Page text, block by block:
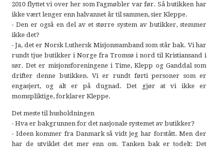
2010 flyttet vi over her som Fagmøbler var før. Så butikken har
ikke vært lenger enn halvannet år til sammen, sier Kleppe.
- Den er også en del av et større system av butikker, stemmer
ikke det?
- Ja, det er Norsk Luthersk Misjonssamband som står bak. Vi har
rundt tjue butikker i Norge fra Tromsø i nord til Kristiansand i
sør. Det er misjonsforeningene i Time, Klepp og Ganddal som
drifter denne butikken. Vi er rundt førti personer som er
engasjert, og alt er på dugnad. Det gjør at vi ikke er
momspliktige, forklarer Kleppe.
Det meste til husholdningen
- Hva er bakgrunnen for det nasjonale systemet av butikker?
- Ideen kommer fra Danmark så vidt jeg har forstått. Men der
har de utviklet det mer enn oss. Tanken bak er todelt: Det